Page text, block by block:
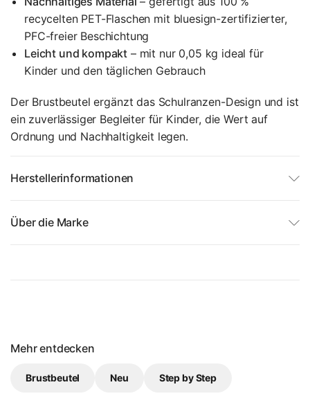
recycelten PET-Flaschen mit bluesign-zertifizierter,
PFC-freier Beschichtung
Leicht und kompakt – mit nur 0,05 kg ideal für
Kinder und den täglichen Gebrauch
Der Brustbeutel ergänzt das Schulranzen-Design und ist
ein zuverlässiger Begleiter für Kinder, die Wert auf
Ordnung und Nachhaltigkeit legen.
Herstellerinformationen
Über die Marke
Mehr entdecken
Brustbeutel Neu Step by Step